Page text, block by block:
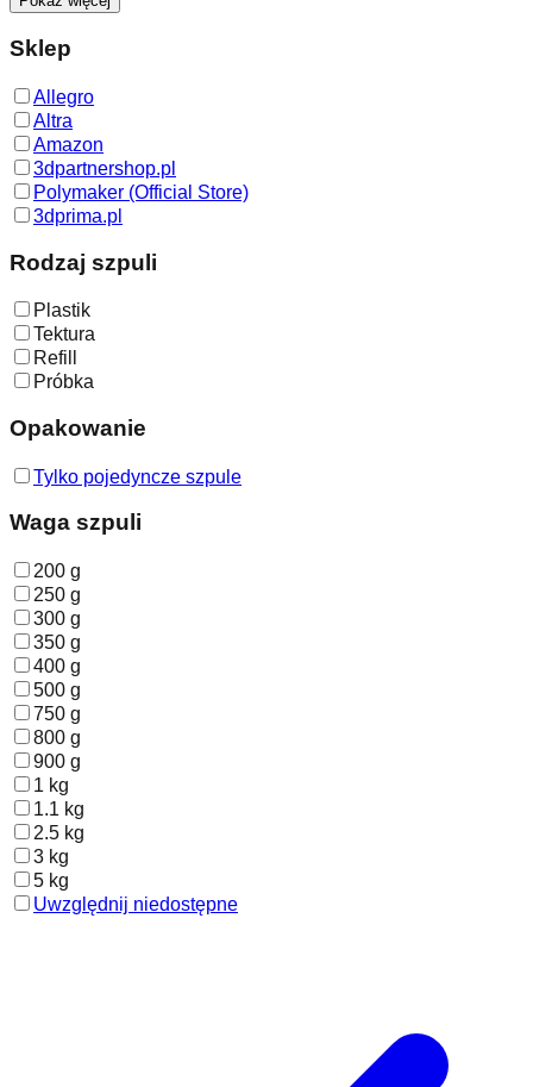
Sklep
Allegro
Altra
Amazon
3dpartnershop.pl
Polymaker (Official Store)
3dprima.pl
Rodzaj szpuli
Plastik
Tektura
Refill
Próbka
Opakowanie
Tylko pojedyncze szpule
Waga szpuli
200 g
250 g
300 g
350 g
400 g
500 g
750 g
800 g
900 g
1 kg
1.1 kg
2.5 kg
3 kg
5 kg
Uwzględnij niedostępne